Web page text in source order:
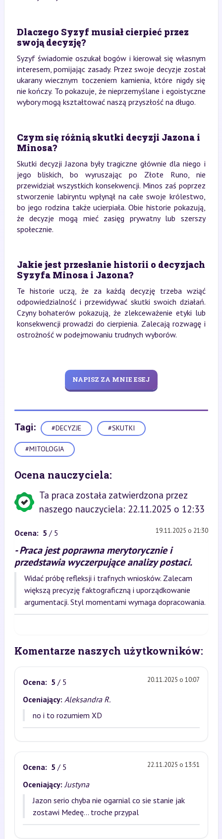
Dlaczego Syzyf musiał cierpieć przez
swoją decyzję?
Syzyf świadomie oszukał bogów i kierował się własnym
interesem, pomijając zasady. Przez swoje decyzje został
ukarany wiecznym toczeniem kamienia, które nigdy się
nie kończy. To pokazuje, że nieprzemyślane i egoistyczne
wybory mogą kształtować naszą przyszłość na długo.
Czym się różnią skutki decyzji Jazona i
Minosa?
Skutki decyzji Jazona były tragiczne głównie dla niego i
jego bliskich, bo wyruszając po Złote Runo, nie
przewidział wszystkich konsekwencji. Minos zaś poprzez
stworzenie labiryntu wpłynął na całe swoje królestwo,
bo jego rodzina także ucierpiała. Obie historie pokazują,
że decyzje mogą mieć zasięg prywatny lub szerszy
społecznie.
Jakie jest przesłanie historii o decyzjach
Syzyfa Minosa i Jazona?
Te historie uczą, że za każdą decyzję trzeba wziąć
odpowiedzialność i przewidywać skutki swoich działań.
Czyny bohaterów pokazują, że zlekceważenie etyki lub
konsekwencji prowadzi do cierpienia. Zalecają rozwagę i
ostrożność w podejmowaniu trudnych wyborów.
NAPISZ ZA MNIE ESEJ
Tagi: #DECYZJE #SKUTKI
#MITOLOGIA
Ocena nauczyciela:
Ta praca została zatwierdzona przez
naszego nauczyciela: 22.11.2025 o 12:33
Ocena: 5 / 5 19.11.2025 o 21:30
- Praca jest poprawna merytorycznie i
przedstawia wyczerpujące analizy postaci.
Widać próbę refleksji i trafnych wniosków. Zalecam
większą precyzję faktograficzną i uporządkowanie
argumentacji. Styl momentami wymaga dopracowania.
Komentarze naszych użytkowników:
Ocena: 5 / 5 20.11.2025 o 10:07
Oceniający: Aleksandra R.
no i to rozumiem XD
Ocena: 5 / 5 22.11.2025 o 13:51
Oceniający: Justyna
Jazon serio chyba nie ogarnial co sie stanie jak
zostawi Medeę... troche przypal